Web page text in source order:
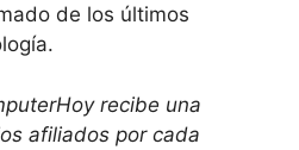
de los últimos
recibe una
afiliados por cada